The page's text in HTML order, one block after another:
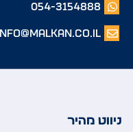
054-3154888
info@malkan.co.il
ניווט מהיר